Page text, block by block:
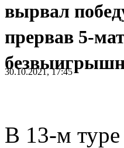
вырвал
прервав 5-
30.10.2021, 17:45
В 13-м